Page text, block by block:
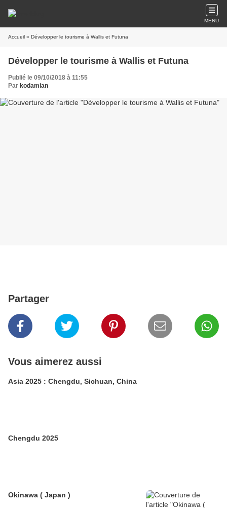
MENU
Accueil » Développer le tourisme à Wallis et Futuna
Développer le tourisme à Wallis et Futuna
Publié le 09/10/2018 à 11:55
Par kodamian
Partager
Vous aimerez aussi
Asia 2025 : Chengdu, Sichuan, China
Chengdu 2025
Okinawa ( Japan )